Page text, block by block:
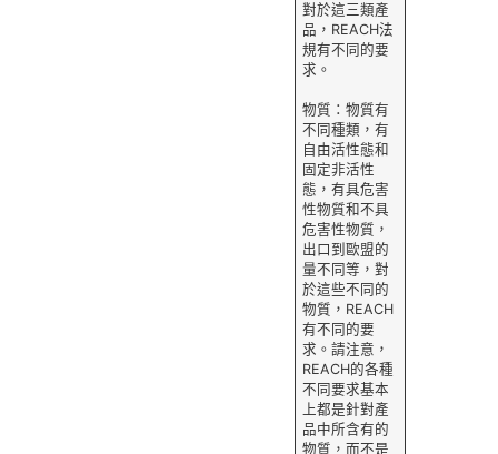
對於這三類產
品，REACH法
規有不同的要
求。
物質：物質有
不同種類，有
自由活性態和
固定非活性
態，有具危害
性物質和不具
危害性物質，
出口到歐盟的
量不同等，對
於這些不同的
物質，REACH
有不同的要
求。請注意，
REACH的各種
不同要求基本
上都是針對產
品中所含有的
物質，而不是